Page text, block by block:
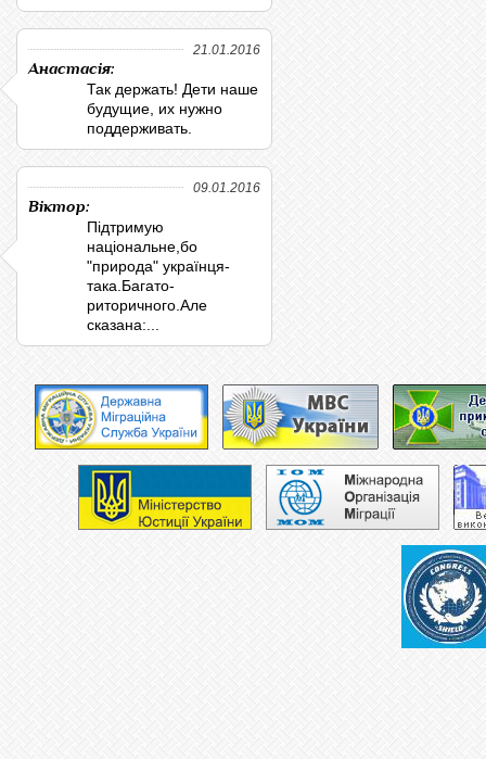
21.01.2016
Анастасія:
Так держать! Дети наше
будущие, их нужно
поддерживать.
09.01.2016
Віктор:
Підтримую
національне,бо
"природа" українця-
така.Багато-
риторичного.Але
сказана:...